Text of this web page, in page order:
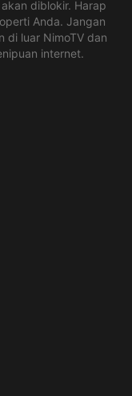
diblokir. Harap
Anda. Jangan
di luar NimoTV dan
internet.